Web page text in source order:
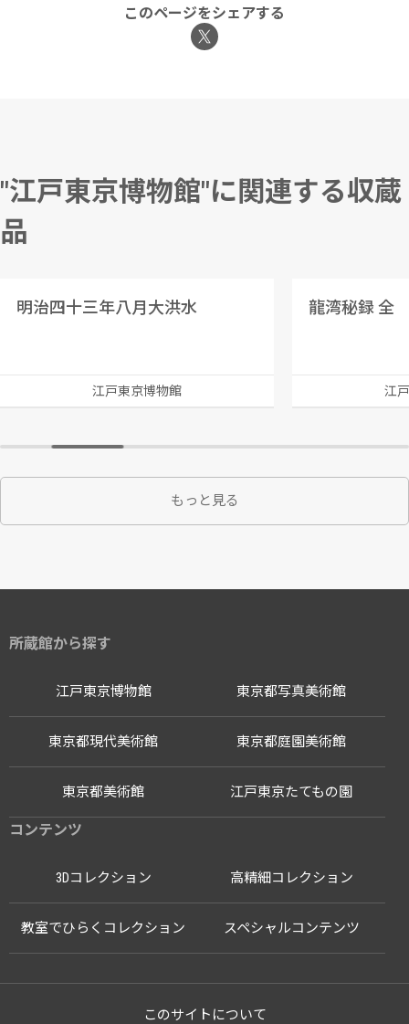
このページをシェアする
"江戸東京博物館"に関連する収蔵
品
明治四十三年八月大洪水
江戸東京博物館
龍湾秘録 全
江
もっと見る
所蔵館から探す
江戸東京博物館
江戸東京たてもの園
東京都写真美術館
東京都現代美術館 東京都庭園美術館
東京都美術館
コンテンツ
3Dコレクション 高精細コレクション
教室でひらくコレクション スペシャルコンテンツ
このサイトについて